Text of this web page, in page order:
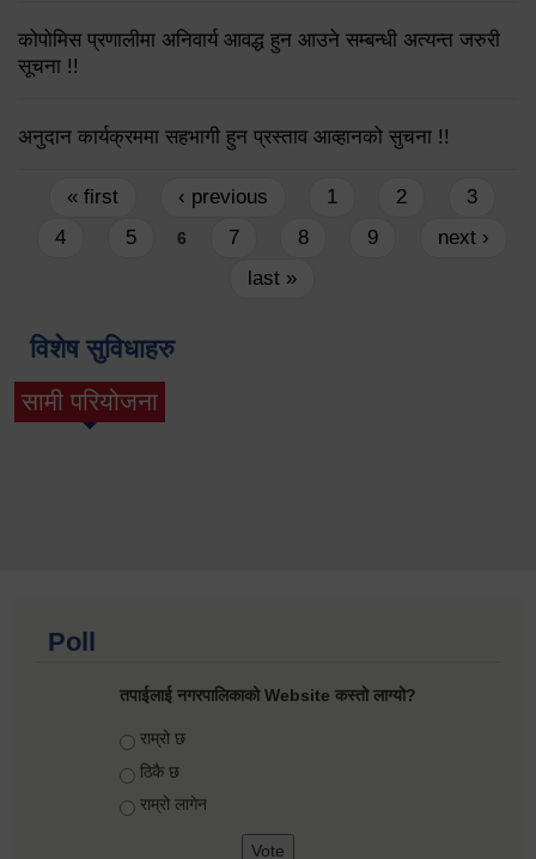
कोपोमिस प्रणालीमा अनिवार्य आवद्ध हुन आउने सम्बन्धी अत्यन्त जरुरी
सूचना !!
अनुदान कार्यक्रममा सहभागी हुन प्रस्ताव आव्हानको सुचना !!
Pages
« first ‹ previous 1 2
3
4
5 6 7 8 9
next ›
last »
विशेष सुविधाहरु
सामी परियोजना
(active tab)
Poll
तपाईलाई नगरपालिकाको Website कस्तो लाग्यो?
Choices
राम्रो छ
ठिकै छ
राम्रो लागेन